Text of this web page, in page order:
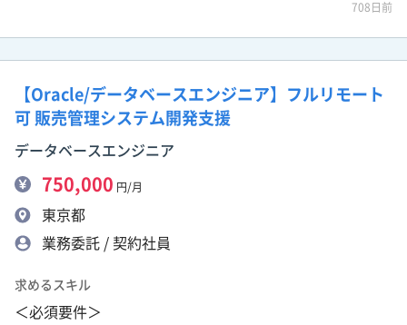
708日前
【Oracle/データベースエンジニア】フルリモート
可 販売管理システム開発支援
データベースエンジニア
750,000 円/月
東京都
業務委託 / 契約社員
求めるスキル
＜必須要件＞